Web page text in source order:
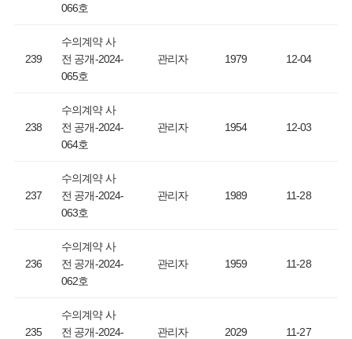
066호
239
수의계약 사
전 공개-2024-
065호
관리자 1979 12-04
238
수의계약 사
전 공개-2024-
064호
관리자 1954 12-03
237
수의계약 사
전 공개-2024-
063호
관리자 1989 11-28
236
수의계약 사
전 공개-2024-
062호
관리자 1959 11-28
235
수의계약 사
전 공개-2024-
관리자 2029 11-27